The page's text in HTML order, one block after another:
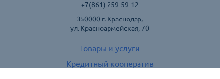
+7(861) 259-59-12
350000 г. Краснодар,
ул. Красноармейская, 70
Товары и услуги
Кредитный кооператив